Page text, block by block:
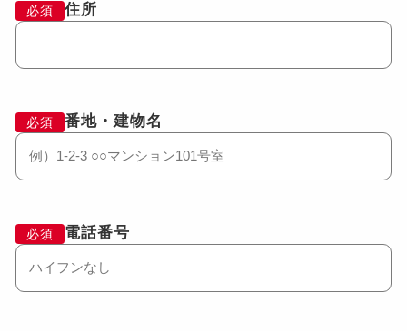
住所
必須
番地・建物名
必須
電話番号
必須